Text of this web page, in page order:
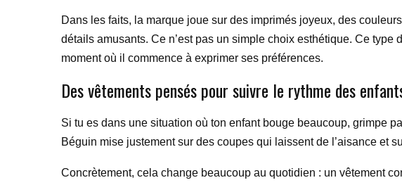
Dans les faits, la marque joue sur des imprimés joyeux, des
détails amusants. Ce n’est pas un simple choix esthétique. Ce type
moment où il commence à exprimer ses préférences.
Des vêtements pensés pour suivre le rythme des
Si tu es dans une situation où ton enfant bouge beaucoup, grimpe
Béguin mise justement sur des coupes qui laissent de l’aisance et
Concrètement, cela change beaucoup au quotidien : un vêtement